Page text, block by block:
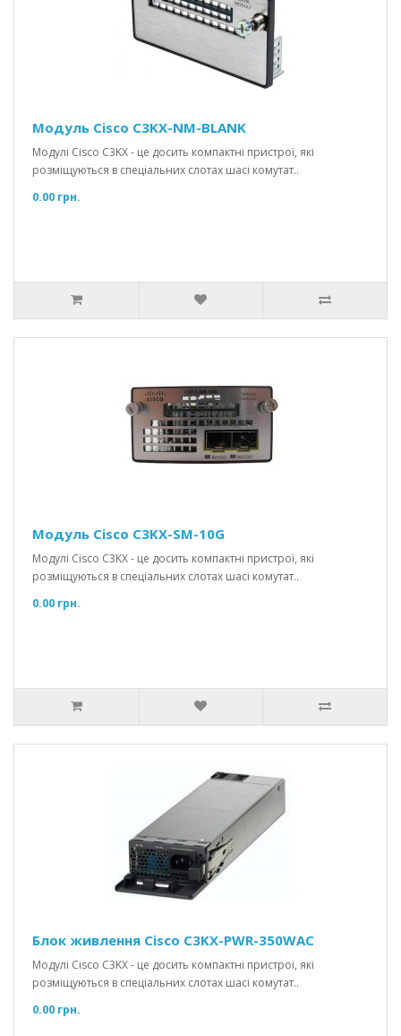
Модуль Cisco C3KX-NM-BLANK
Модулі Cisco C3KX - це досить компактні пристрої, які
розміщуються в спеціальних слотах шасі комутат..
0.00 грн.
Модуль Cisco C3KX-SM-10G
Модулі Cisco C3KX - це досить компактні пристрої, які
розміщуються в спеціальних слотах шасі комутат..
0.00 грн.
Блок живлення Cisco C3KX-PWR-350WAC
Модулі Cisco C3KX - це досить компактні пристрої, які
розміщуються в спеціальних слотах шасі комутат..
0.00 грн.